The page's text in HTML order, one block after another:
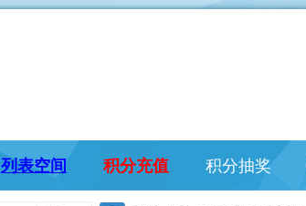
列表空间 积分充值 积分抽奖